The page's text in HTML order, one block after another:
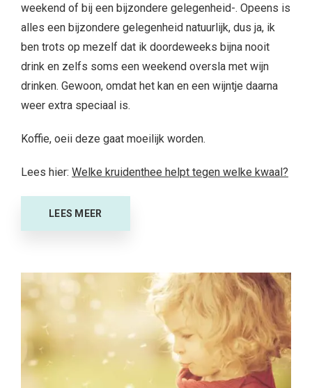
weekend of bij een bijzondere gelegenheid-. Opeens is
alles een bijzondere gelegenheid natuurlijk, dus ja, ik
ben trots op mezelf dat ik doordeweeks bijna nooit
drink en zelfs soms een weekend oversla met wijn
drinken. Gewoon, omdat het kan en een wijntje daarna
weer extra speciaal is.
Koffie, oeii deze gaat moeilijk worden.
Lees hier: Welke kruidenthee helpt tegen welke kwaal?
LEES MEER